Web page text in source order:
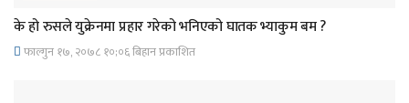
के हो रुसले युक्रेनमा प्रहार गरेको भनिएको घातक भ्याकुम बम ?
फाल्गुन १७, २०७८ १०;०६ बिहान प्रकाशित